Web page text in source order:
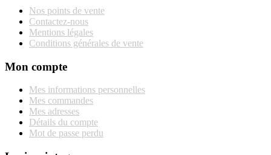
Nos points de vente
Contactez-nous
Mentions légales
Conditions générales de vente
Mon compte
Mes informations personnelles
Mes commandes
Mes adresses
Détails du compte
Mot de passe perdu